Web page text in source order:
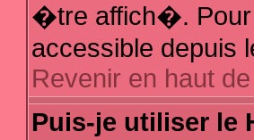
�tre affich�. Pour
accessible depuis
Revenir en haut
Puis-je utiliser le